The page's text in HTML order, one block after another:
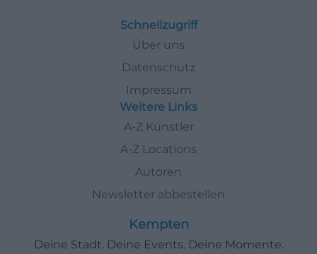
Schnellzugriff
Über uns
Datenschutz
Impressum
Weitere Links
A-Z Künstler
A-Z Locations
Autoren
Newsletter abbestellen
Kempten
Deine Stadt. Deine Events. Deine Momente.